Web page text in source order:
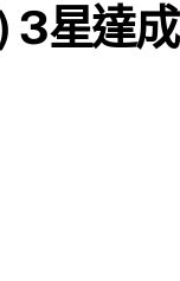
3星達成